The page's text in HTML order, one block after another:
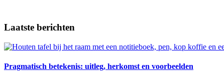
Laatste berichten
Pragmatisch betekenis: uitleg, herkomst en voorbeelden